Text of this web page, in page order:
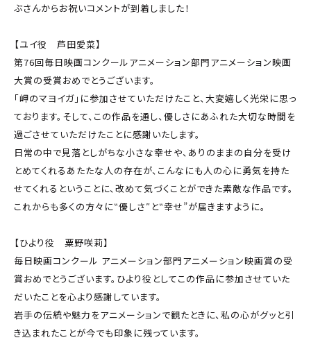
ぶさんからお祝いコメントが到着しました！
【ユイ役 芦田愛菜】
第76回毎日映画コンクールアニメーション部門アニメーション映画
大賞の受賞おめでとうございます。
「岬のマヨイガ」に参加させていただけたこと、大変嬉しく光栄に思っ
ております。そして、この作品を通し、優しさにあふれた大切な時間を
過ごさせていただけたことに感謝いたします。
日常の中で見落としがちな小さな幸せや、ありのままの自分を受け
とめてくれるあたたな人の存在が、こんなにも人の心に勇気を持た
せてくれるということに、改めて気づくことができた素敵な作品です。
これからも多くの方々に‟優しさ″と‟幸せ”が届きますように。
【ひより役 粟野咲莉】
毎日映画コンクール アニメーション部門アニメーション映画賞の受
賞おめでとうございます。ひより役としてこの作品に参加させていた
だいたことを心より感謝しています。
岩手の伝統や魅力をアニメーションで観たときに、私の心がグッと引
き込まれたことが今でも印象に残っています。